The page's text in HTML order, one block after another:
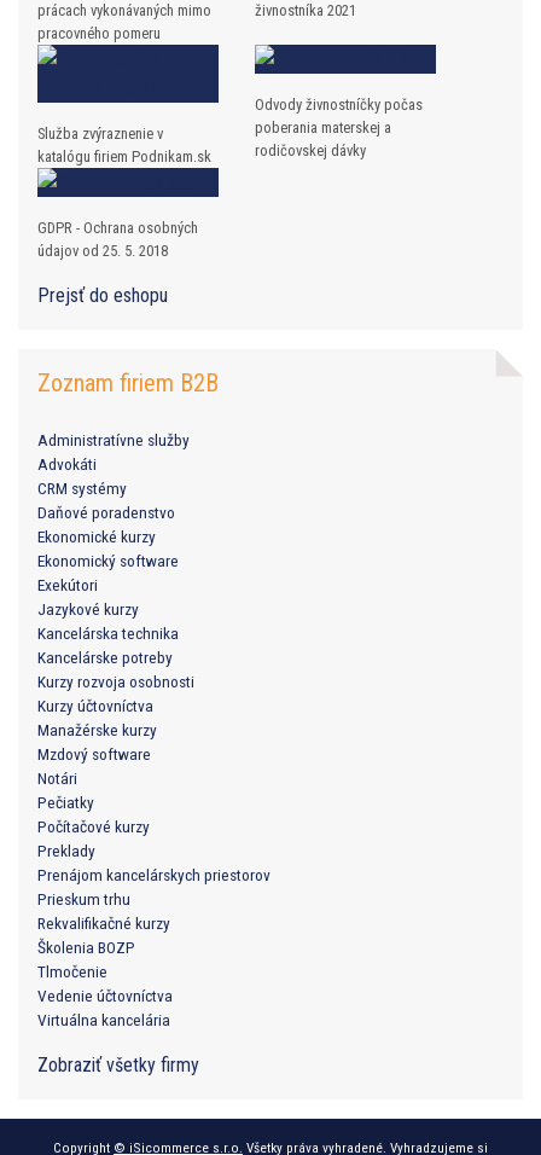
prácach vykonávaných mimo
pracovného pomeru
živnostníka 2021
Služba zvýraznenie v
katalógu firiem Podnikam.sk
Odvody živnostníčky počas
poberania materskej a
rodičovskej dávky
GDPR - Ochrana osobných
údajov od 25. 5. 2018
Prejsť do eshopu
Zoznam firiem B2B
Administratívne služby
Advokáti
CRM systémy
Daňové poradenstvo
Ekonomické kurzy
Ekonomický software
Exekútori
Jazykové kurzy
Kancelárska technika
Kancelárske potreby
Kurzy rozvoja osobnosti
Kurzy účtovníctva
Manažérske kurzy
Mzdový software
Notári
Pečiatky
Počítačové kurzy
Preklady
Prenájom kancelárskych priestorov
Prieskum trhu
Rekvalifikačné kurzy
Školenia BOZP
Tlmočenie
Vedenie účtovníctva
Virtuálna kancelária
Zobraziť všetky firmy
Copyright © iSicommerce s.r.o. Všetky práva vyhradené. Vyhradzujeme si